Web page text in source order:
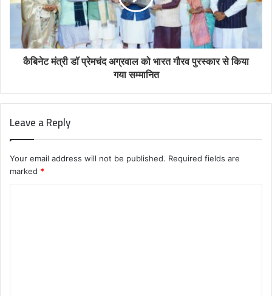
कैबिनेट मंत्री डॉ प्रेमचंद अग्रवाल को भारत गौरव पुरस्कार से किया
गया सम्मानित
Leave a Reply
Your email address will not be published. Required fields are
marked *